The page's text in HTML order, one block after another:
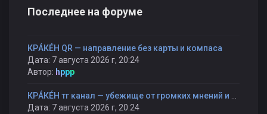
Последнее на форуме
КРÁКÉН QR — направление без карты и компаса
Дата: 7 августа 2026 г, 20:24
Автор: hppp
Дата: 7 августа 2026 г, 20:24